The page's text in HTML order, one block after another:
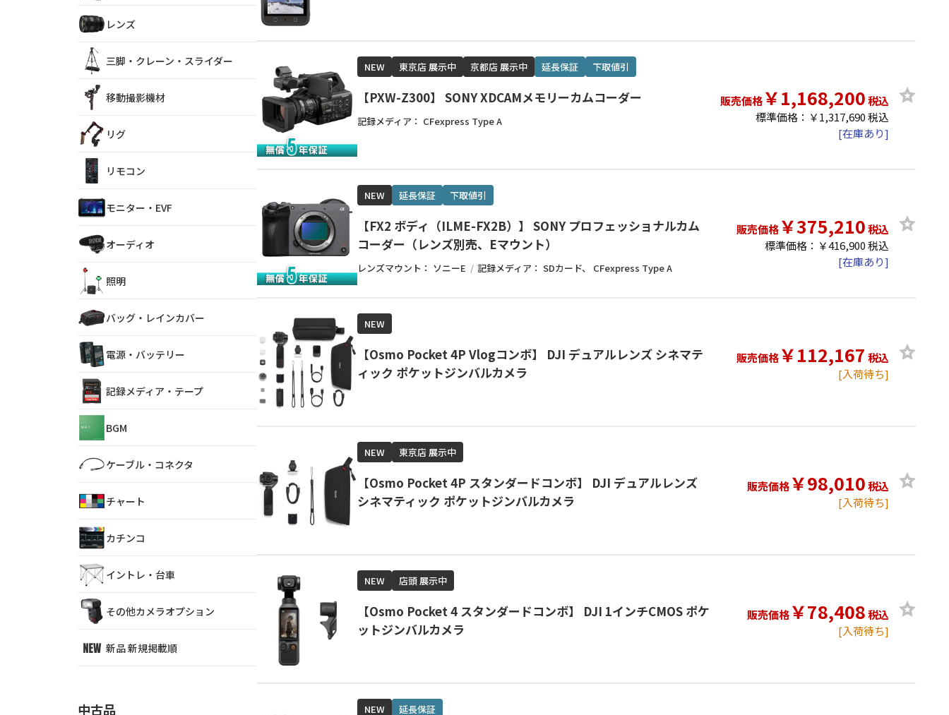
NEW 東京店 展示中 京都店 展示中 延長保証 下取値引
【PXW-Z300】 SONY XDCAMメモリーカムコーダー
記録メディア： CFexpress Type A
販売価格￥1,168,200税込
標準価格：￥1,317,690 税込
[在庫あり]
NEW 延長保証 下取値引
【FX2 ボディ（ILME-FX2B）】 SONY プロフェッショナルカム
コーダー（レンズ別売、Eマウント）
レンズマウント： ソニーE 記録メディア：SDカード CFexpress Type A
販売価格￥375,210税込
標準価格：￥416,900 税込
[在庫あり]
NEW
【Osmo Pocket 4P Vlogコンボ】 DJI デュアルレンズ シネマテ
ィック ポケットジンバルカメラ
販売価格￥112,167 税込
[入荷待ち]
NEW 東京店 展示中
【Osmo Pocket 4P スタンダードコンボ】 DJI デュアルレンズ
シネマティック ポケットジンバルカメラ
販売価格￥98,010税込
[入荷待ち]
NEW 店頭 展示中
【Osmo Pocket 4 スタンダードコンボ】 DJI 1インチCMOS ポケ
ットジンバルカメラ
販売価格￥78,408税込
[入荷待ち]
NEW 延長保証
レンズ
三脚・クレーン・スライダー
移動撮影機材
リグ
リモコン
モニター・EVF
オーディオ
照明
バッグ・レインカバー
電源・バッテリー
記録メディア・テープ
BGM
ケーブル・コネクタ
チャート
カチンコ
イントレ・台車
その他カメラオプション
新品 新規掲載順
中古品